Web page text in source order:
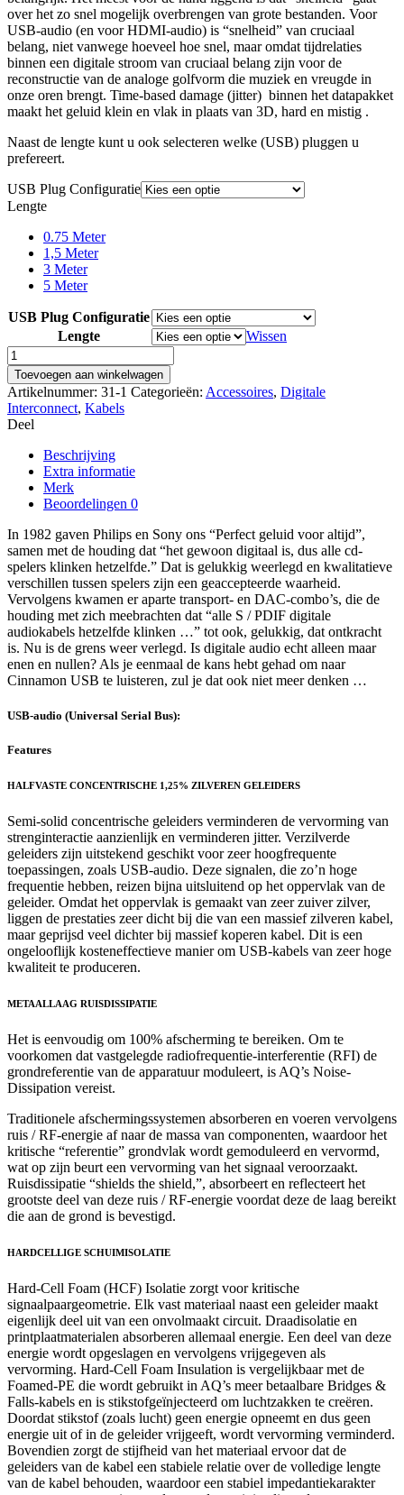
over het zo snel mogelijk overbrengen van grote bestanden. Voor
USB-audio (en voor HDMI-audio) is “snelheid” van cruciaal
belang, niet vanwege hoeveel hoe snel, maar omdat tijdrelaties
binnen een digitale stroom van cruciaal belang zijn voor de
reconstructie van de analoge golfvorm die muziek en vreugde in
onze oren brengt. Time-based damage (jitter) binnen het datapakket
maakt het geluid klein en vlak in plaats van 3D, hard en mistig .
Naast de lengte kunt u ook selecteren welke (USB) pluggen u
prefereert.
USB Plug Configuratie
Lengte
0.75 Meter
1,5 Meter
3 Meter
5 Meter
USB Plug Configuratie
Lengte
Wissen
Audioquest
Cinnamon
USB
Kabels
aantal
Toevoegen aan winkelwagen
Artikelnummer: 31-1 Categorieën: Accessoires, Digitale
Interconnect, Kabels
Deel
Beschrijving
Extra informatie
Merk
Beoordelingen 0
In 1982 gaven Philips en Sony ons “Perfect geluid voor altijd”,
samen met de houding dat “het gewoon digitaal is, dus alle cd-
spelers klinken hetzelfde.” Dat is gelukkig weerlegd en kwalitatieve
verschillen tussen spelers zijn een geaccepteerde waarheid.
Vervolgens kwamen er aparte transport- en DAC-combo’s, die de
houding met zich meebrachten dat “alle S / PDIF digitale
audiokabels hetzelfde klinken …” tot ook, gelukkig, dat ontkracht
is. Nu is de grens weer verlegd. Is digitale audio echt alleen maar
enen en nullen? Als je eenmaal de kans hebt gehad om naar
Cinnamon USB te luisteren, zul je dat ook niet meer denken …
USB-audio (Universal Serial Bus):
Features
HALFVASTE CONCENTRISCHE 1,25% ZILVEREN GELEIDERS
Semi-solid concentrische geleiders verminderen de vervorming van
strenginteractie aanzienlijk en verminderen jitter. Verzilverde
geleiders zijn uitstekend geschikt voor zeer hoogfrequente
toepassingen, zoals USB-audio. Deze signalen, die zo’n hoge
frequentie hebben, reizen bijna uitsluitend op het oppervlak van de
geleider. Omdat het oppervlak is gemaakt van zeer zuiver zilver,
liggen de prestaties zeer dicht bij die van een massief zilveren kabel,
maar geprijsd veel dichter bij massief koperen kabel. Dit is een
ongelooflijk kosteneffectieve manier om USB-kabels van zeer hoge
kwaliteit te produceren.
METAALLAAG RUISDISSIPATIE
Het is eenvoudig om 100% afscherming te bereiken. Om te
voorkomen dat vastgelegde radiofrequentie-interferentie (RFI) de
grondreferentie van de apparatuur moduleert, is AQ’s Noise-
Dissipation vereist.
Traditionele afschermingssystemen absorberen en voeren vervolgens
ruis / RF-energie af naar de massa van componenten, waardoor het
kritische “referentie” grondvlak wordt gemoduleerd en vervormd,
wat op zijn beurt een vervorming van het signaal veroorzaakt.
Ruisdissipatie “shields the shield,”, absorbeert en reflecteert het
grootste deel van deze ruis / RF-energie voordat deze de laag bereikt
die aan de grond is bevestigd.
HARDCELLIGE SCHUIMISOLATIE
Hard-Cell Foam (HCF) Isolatie zorgt voor kritische
signaalpaargeometrie. Elk vast materiaal naast een geleider maakt
eigenlijk deel uit van een onvolmaakt circuit. Draadisolatie en
printplaatmaterialen absorberen allemaal energie. Een deel van deze
energie wordt opgeslagen en vervolgens vrijgegeven als
vervorming. Hard-Cell Foam Insulation is vergelijkbaar met de
Foamed-PE die wordt gebruikt in AQ’s meer betaalbare Bridges &
Falls-kabels en is stikstofgeïnjecteerd om luchtzakken te creëren.
Doordat stikstof (zoals lucht) geen energie opneemt en dus geen
energie uit of in de geleider vrijgeeft, wordt vervorming verminderd.
Bovendien zorgt de stijfheid van het materiaal ervoor dat de
geleiders van de kabel een stabiele relatie over de volledige lengte
van de kabel behouden, waardoor een stabiel impedantiekarakter